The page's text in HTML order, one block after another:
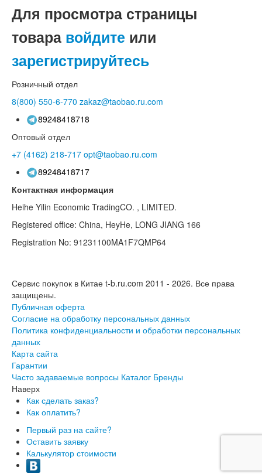
Для просмотра страницы
товара войдите или
зарегистрируйтесь
Розничный отдел
8(800) 550-6-770 zakaz@taobao.ru.com
89248418718
Оптовый отдел
+7 (4162) 218-717 opt@taobao.ru.com
89248418717
Контактная информация
Heihe Yilin Economic TradingCO. , LIMITED.
Registered office: China, HeyHe, LONG JIANG 166
Registration No: 91231100MA1F7QMP64
Сервис покупок в Китае t-b.ru.com 2011 - 2026. Все права
защищены.
Публичная оферта
Согласие на обработку персональных данных
Политика конфиденциальности и обработки персональных
данных
Карта сайта
Гарантии
Часто задаваемые вопросы Каталог Бренды
Наверх
Как сделать заказ?
Как оплатить?
Первый раз на сайте?
Оставить заявку
Калькулятор стоимости